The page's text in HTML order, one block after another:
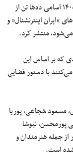
روزنامه‌ «هفت‌صبح» چاپ تهران روز شنبه ۲۲ فروردین ۱۴۰۵ اسامی ده‌ها تن از
“ایران اینترنشنال” و
می‌شود، منتشر کرد.
اموال ۴۰۰ نفر از افرادی که بر اساس این
با دستور قضایی
مسعود شجاعی، پوریا
پورمحسن، نیوشا
از جمله هنرمندان و
شده است.